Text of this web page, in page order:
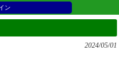
ン
2024/05/01